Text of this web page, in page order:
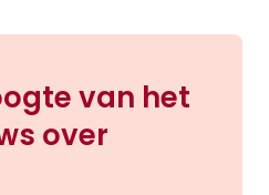
van het
over